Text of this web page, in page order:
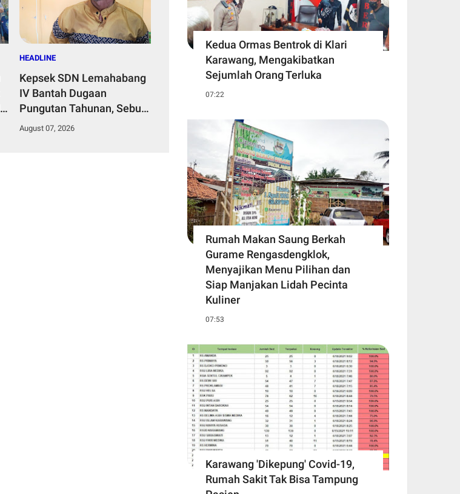
HEADLINE
Kepsek SDN Lemahabang
IV Bantah Dugaan
Pungutan Tahunan, Sebut
Dana Perbaikan Jalan
August 07, 2026
Kedua Ormas Bentrok di Klari
Karawang, Mengakibatkan
Sejumlah Orang Terluka
07:22
Rumah Makan Saung Berkah
Gurame Rengasdengklok,
Menyajikan Menu Pilihan dan
Siap Manjakan Lidah Pecinta
Kuliner
07:53
Karawang 'Dikepung' Covid-19,
Rumah Sakit Tak Bisa Tampung